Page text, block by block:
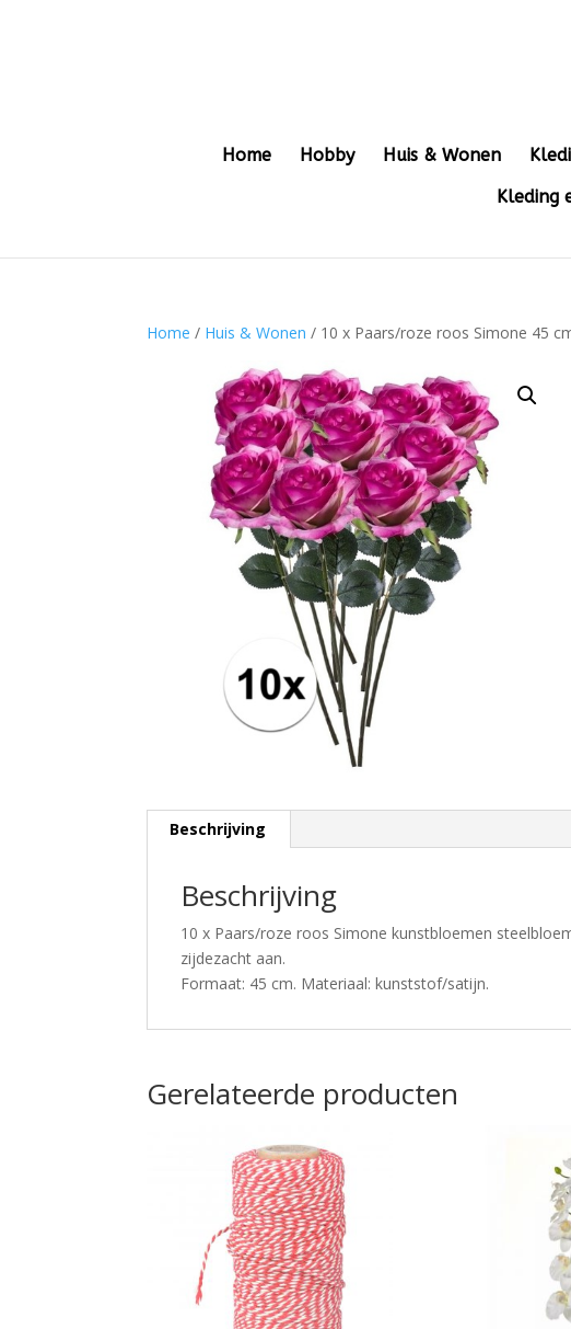
Home Hobby Huis & Wonen
Kleding
Home / Huis & Wonen / 10 x Paars/roze roos Simone 45
Beschrijving
Beschrijving
10 x Paars/roze roos Simone kunstbloemen
zijdezacht aan.
Formaat: 45 cm. Materiaal: kunststof/satijn.
Gerelateerde producten